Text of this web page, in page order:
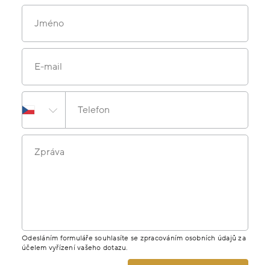
Jméno
E-mail
Telefon
Zpráva
Odesláním formuláře souhlasíte se zpracováním osobních údajů za
účelem vyřízení vašeho dotazu.